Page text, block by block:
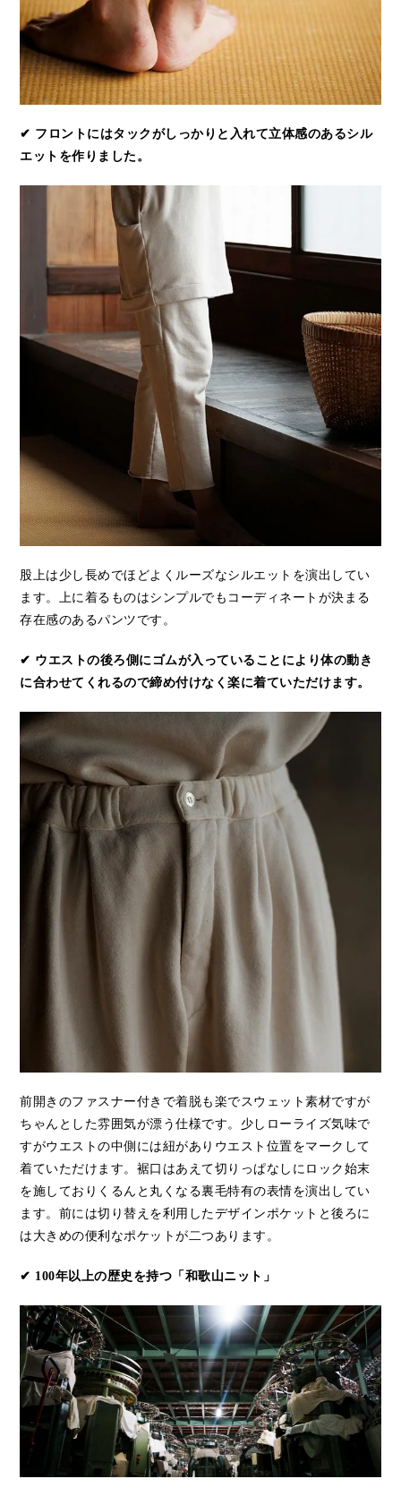
✔ フロントにはタックがしっかりと入れて立体感のあるシル
エットを作りました。
股上は少し長めでほどよくルーズなシルエットを演出してい
ます。上に着るものはシンプルでもコーディネートが決まる
存在感のあるパンツです。
✔ ウエストの後ろ側にゴムが入っていることにより体の動き
に合わせてくれるので締め付けなく楽に着ていただけます。
前開きのファスナー付きで着脱も楽でスウェット素材ですが
ちゃんとした雰囲気が漂う仕様です。少しローライズ気味で
すがウエストの中側には紐がありウエスト位置をマークして
着ていただけます。裾口はあえて切りっぱなしにロック始末
を施しておりくるんと丸くなる裏毛特有の表情を演出してい
ます。前には切り替えを利用したデザインポケットと後ろに
は大きめの便利なポケットが二つあります。
✔ 100年以上の歴史を持つ「和歌山ニット」